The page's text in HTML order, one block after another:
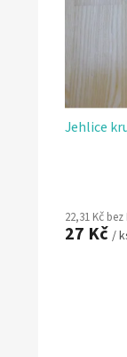
Jehlice
22,31 Kč bez
27 Kč /